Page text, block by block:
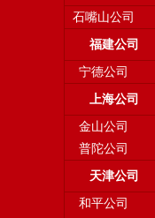
石嘴山公司
福建公司
宁德公司
上海公司
金山公司
普陀公司
天津公司
和平公司